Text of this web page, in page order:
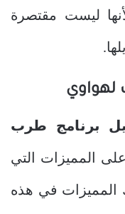
ليست مقتصرة
لهواوي
برنامج طرب
المميزات التي
المميزات في هذه